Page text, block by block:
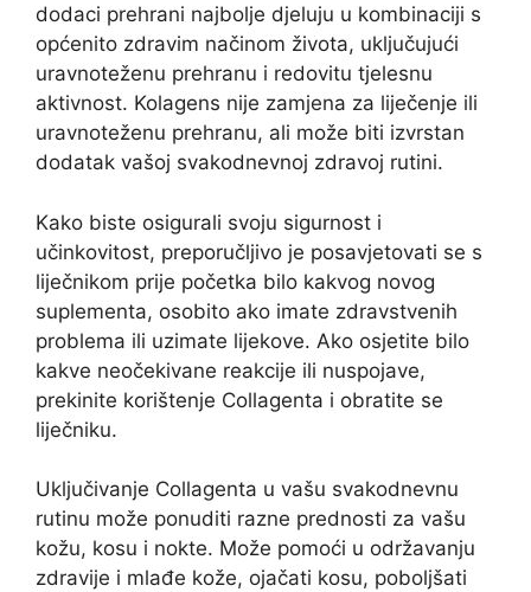
dodaci prehrani najbolje djeluju u kombinaciji s
općenito zdravim načinom života, uključujući
uravnoteženu prehranu i redovitu tjelesnu
aktivnost. Kolagens nije zamjena za liječenje ili
uravnoteženu prehranu, ali može biti izvrstan
dodatak vašoj svakodnevnoj zdravoj rutini.
Kako biste osigurali svoju sigurnost i
učinkovitost, preporučljivo je posavjetovati se s
liječnikom prije početka bilo kakvog novog
suplementa, osobito ako imate zdravstvenih
problema ili uzimate lijekove. Ako osjetite bilo
kakve neočekivane reakcije ili nuspojave,
prekinite korištenje Collagenta i obratite se
liječniku.
Uključivanje Collagenta u vašu svakodnevnu
rutinu može ponuditi razne prednosti za vašu
kožu, kosu i nokte. Može pomoći u održavanju
zdravije i mlađe kože, ojačati kosu, poboljšati